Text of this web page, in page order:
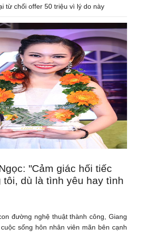
từ chối offer 50 triệu vì lý do này
"Cảm giác hối tiếc
tôi, dù là tình yêu hay tình
đường nghệ thuật thành công, Giang
sống hôn nhân viên mãn bên cạnh